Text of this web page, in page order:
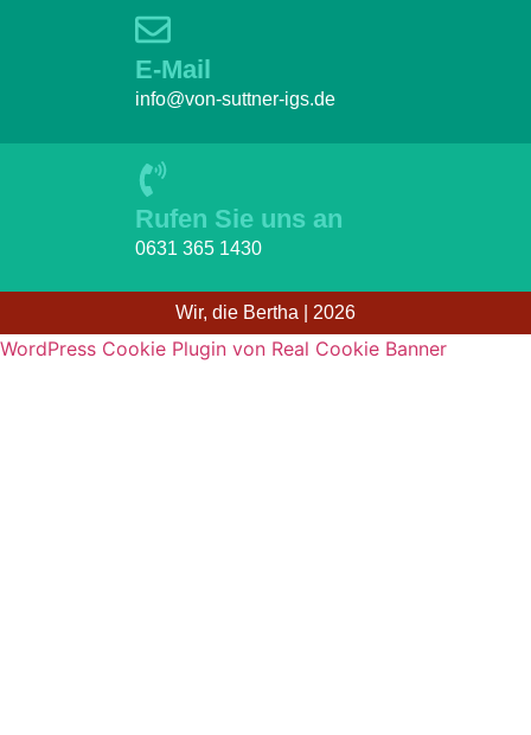
E-Mail
info@von-suttner-igs.de
Rufen Sie uns an
0631 365 1430
Wir, die Bertha | 2026
WordPress Cookie Plugin von Real Cookie Banner